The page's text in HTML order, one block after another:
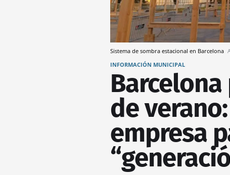
Sistema de sombra estacional en Barcelona
INFORMACIÓN MUNICIPAL
de
empresa